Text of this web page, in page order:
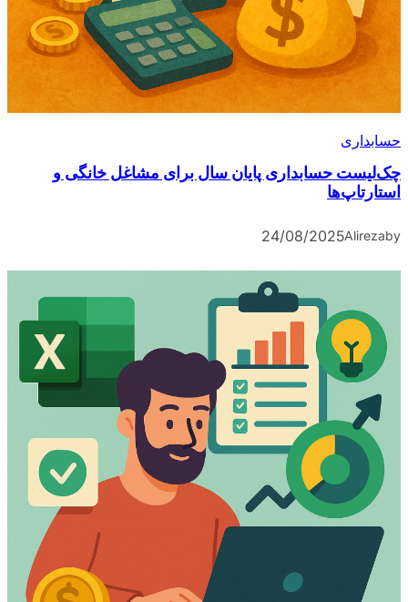
حسابداری
چک‌لیست حسابداری پایان سال برای مشاغل خانگی و
استارتاپ‌ها
by
Alireza
24/08/2025